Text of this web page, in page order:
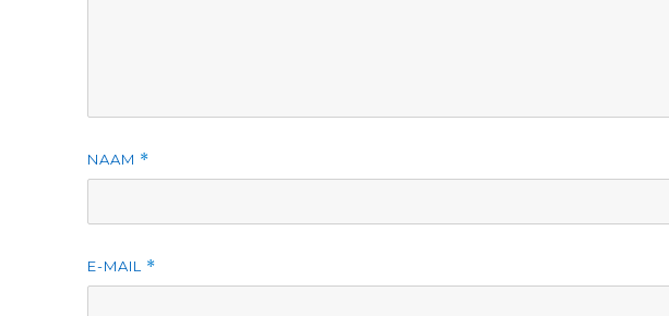
NAAM *
E-MAIL *